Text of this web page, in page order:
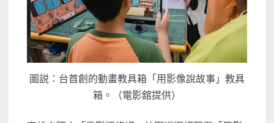
圖説：台首創的動畫教具箱「用影像說故事」教具
箱。（電影舘提供）